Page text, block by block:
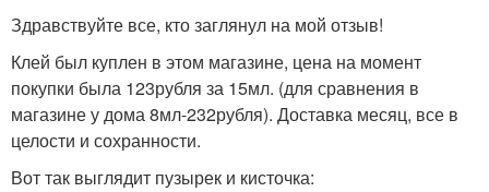
Здравствуйте все, кто заглянул на мой отзыв!
Клей был куплен в этом магазине, цена на момент
покупки была 123рубля за 15мл. (для сравнения в
магазине у дома 8мл-232рубля). Доставка месяц, все в
целости и сохранности.
Вот так выглядит пузырек и кисточка: